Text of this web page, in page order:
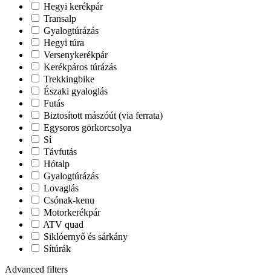
Hegyi kerékpár
Transalp
Gyalogtúrázás
Hegyi túra
Versenykerékpár
Kerékpáros túrázás
Trekkingbike
Északi gyaloglás
Futás
Biztosított mászóút (via ferrata)
Egysoros görkorcsolya
Sí
Távfutás
Hótalp
Gyalogtúrázás
Lovaglás
Csónak-kenu
Motorkerékpár
ATV quad
Siklóernyő és sárkány
Sítúrák
Advanced filters